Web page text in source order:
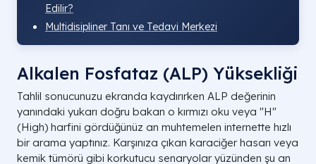
Edilir?
Multidisipliner Tanı ve Tedavi Merkezi
Alkalen Fosfataz (ALP) Yüksekliği
Tahlil sonucunuzu ekranda kaydırırken ALP değerinin
yanındaki yukarı doğru bakan o kırmızı oku veya "H"
(High) harfini gördüğünüz an muhtemelen internette hızlı
bir arama yaptınız. Karşınıza çıkan karaciğer hasarı veya
kemik tümörü gibi korkutucu senaryolar yüzünden şu an